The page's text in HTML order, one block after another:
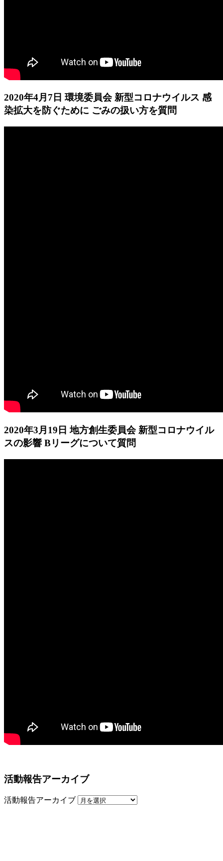
2020年4月7日 環境委員会 新型コロナウイルス 感
染拡大を防ぐために ごみの扱い方を質問
2020年3月19日 地方創生委員会 新型コロナウイル
スの影響 Bリーグについて質問
活動報告アーカイブ
活動報告アーカイブ